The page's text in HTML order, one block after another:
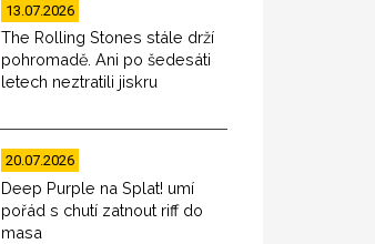
13.07.2026
The Rolling Stones stále drží
pohromadě. Ani po šedesáti
letech neztratili jiskru
20.07.2026
Deep Purple na Splat! umí
pořád s chutí zatnout riff do
masa